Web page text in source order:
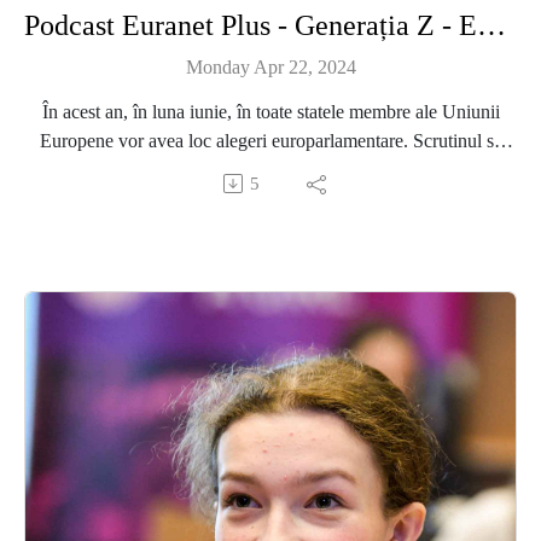
Adamescu, co-fondator Politică la Minut)
Podcast Euranet Plus - Generația Z - Episodul 40 - Ascensiunea curentului de extremă dreapta / dreapta dură – cum se raportează tinerii, în contextul alegerilor europene?
Monday Apr 22, 2024
În acest an, în luna iunie, în toate statele membre ale Uniunii
Europene vor avea loc alegeri europarlamentare. Scrutinul se
desfășoară pe fondul unor evenimente excepționale, care au
afectat în mod direct sau indirect cetățenii europeni în ultimii ani.
europeni sunt interesați de alegeri, cu șase puncte procentuale
mai mult decât în perioada premergătoare alegerilor europene
din 2019. Așadar, provocările, cum ar fi războiul din Ucraina,
criza energetică, pandemia, și interesul publicului pentru alegeri
se intersectează cu ascensiunea curentului de extremă dreaptă în
Europa. Victoriile electorale ale exponenților acestui curent în
câteva state ale Uniunii, perspectivele de succes european ale
formațiunilor politice din această zonă creează îngrijorare, dar și
5